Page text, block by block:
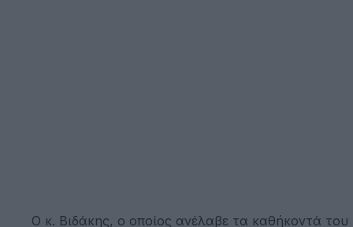
Ο κ. Βιδάκης, ο οποίος ανέλαβε τα καθήκοντά